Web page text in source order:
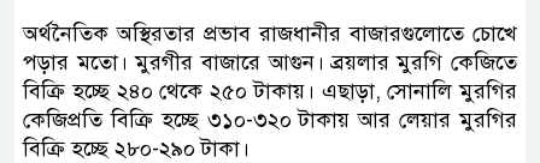
অর্থনৈতিক অস্থিরতার প্রভাব রাজধানীর বাজারগুলোতে চোখে
পড়ার মতো। মুরগীর বাজারে আগুন। ব্রয়লার মুরগি কেজিতে
বিক্রি হচ্ছে ২৪০ থেকে ২৫০ টাকায়। এছাড়া, সোনালি মুরগির
কেজিপ্রতি বিক্রি হচ্ছে ৩১০-৩২০ টাকায় আর লেয়ার মুরগির
বিক্রি হচ্ছে ২৮০-২৯০ টাকা।